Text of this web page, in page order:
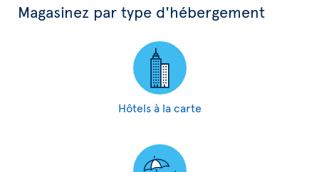
Magasinez par type d'hébergement
Hôtels à la carte